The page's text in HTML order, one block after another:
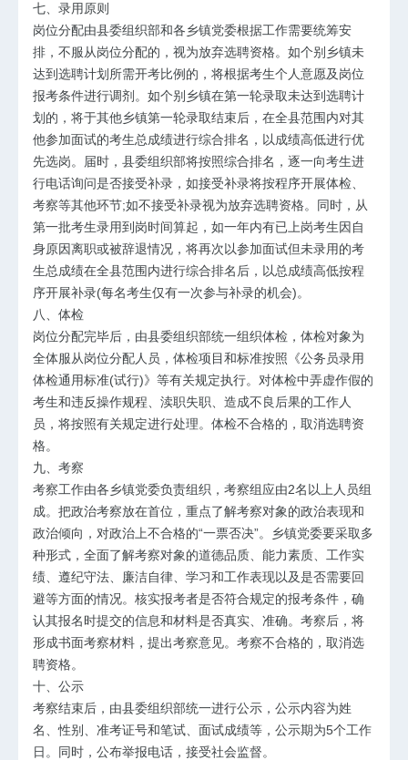
七、录用原则
岗位分配由县委组织部和各乡镇党委根据工作需要统筹安
排，不服从岗位分配的，视为放弃选聘资格。如个别乡镇未
达到选聘计划所需开考比例的，将根据考生个人意愿及岗位
报考条件进行调剂。如个别乡镇在第一轮录取未达到选聘计
划的，将于其他乡镇第一轮录取结束后，在全县范围内对其
他参加面试的考生总成绩进行综合排名，以成绩高低进行优
先选岗。届时，县委组织部将按照综合排名，逐一向考生进
行电话询问是否接受补录，如接受补录将按程序开展体检、
考察等其他环节;如不接受补录视为放弃选聘资格。同时，从
第一批考生录用到岗时间算起，如一年内有已上岗考生因自
身原因离职或被辞退情况，将再次以参加面试但未录用的考
生总成绩在全县范围内进行综合排名后，以总成绩高低按程
序开展补录(每名考生仅有一次参与补录的机会)。
八、体检
岗位分配完毕后，由县委组织部统一组织体检，体检对象为
全体服从岗位分配人员，体检项目和标准按照《公务员录用
体检通用标准(试行)》等有关规定执行。对体检中弄虚作假的
考生和违反操作规程、渎职失职、造成不良后果的工作人
员，将按照有关规定进行处理。体检不合格的，取消选聘资
格。
九、考察
考察工作由各乡镇党委负责组织，考察组应由2名以上人员组
成。把政治考察放在首位，重点了解考察对象的政治表现和
政治倾向，对政治上不合格的“一票否决”。乡镇党委要采取多
种形式，全面了解考察对象的道德品质、能力素质、工作实
绩、遵纪守法、廉洁自律、学习和工作表现以及是否需要回
避等方面的情况。核实报考者是否符合规定的报考条件，确
认其报名时提交的信息和材料是否真实、准确。考察后，将
形成书面考察材料，提出考察意见。考察不合格的，取消选
聘资格。
十、公示
考察结束后，由县委组织部统一进行公示，公示内容为姓
名、性别、准考证号和笔试、面试成绩等，公示期为5个工作
日。同时，公布举报电话，接受社会监督。